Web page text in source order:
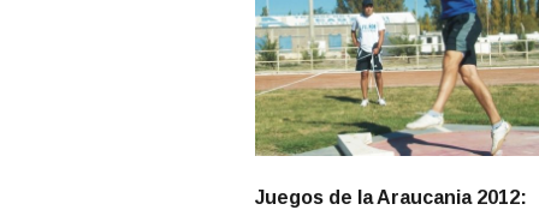
Juegos de la Araucania 2012: